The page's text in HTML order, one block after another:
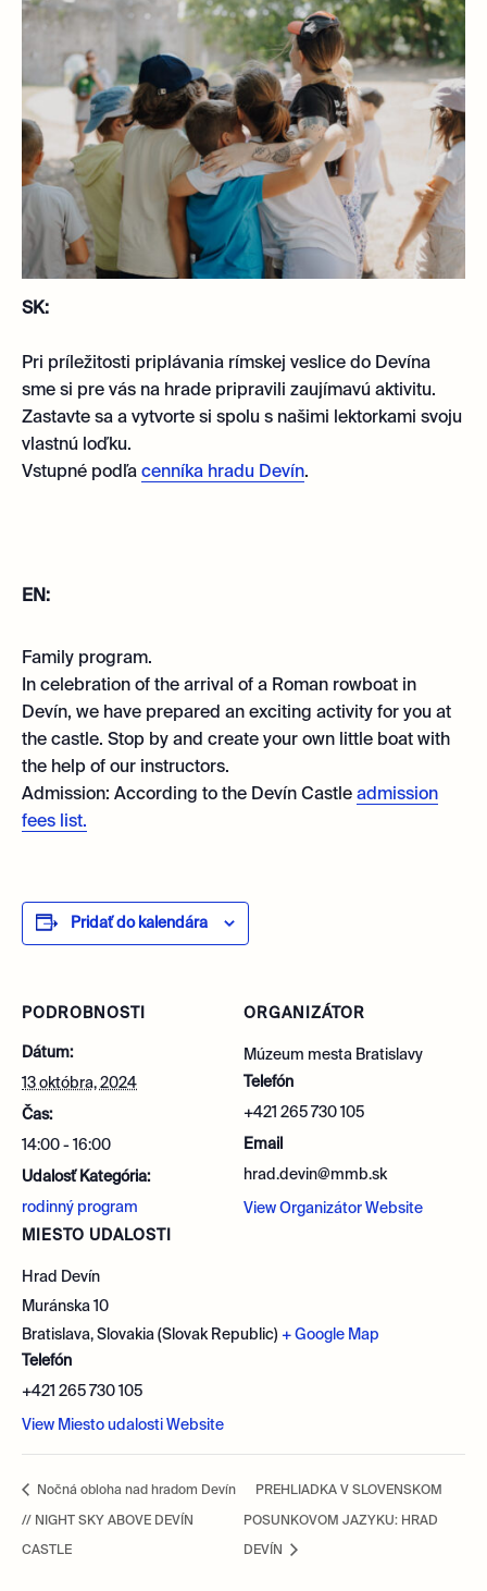
SK:
Pri príležitosti priplávania rímskej veslice do Devína
sme si pre vás na hrade pripravili zaujímavú aktivitu.
Zastavte sa a vytvorte si spolu s našimi lektorkami svoju
vlastnú loďku.
Vstupné podľa cenníka hradu Devín.
EN:
Family program.
In celebration of the arrival of a Roman rowboat in
Devín, we have prepared an exciting activity for you at
the castle. Stop by and create your own little boat with
the help of our instructors.
Admission: According to the Devín Castle admission
fees list.
Pridať do kalendára
PODROBNOSTI
Dátum:
13 októbra, 2024
Čas:
14:00 - 16:00
Udalosť Kategória:
rodinný program
MIESTO UDALOSTI
Hrad Devín
Muránska 10
Bratislava, Slovakia (Slovak Republic) + Google Map
Telefón
+421 265 730 105
View Miesto udalosti Website
ORGANIZÁTOR
Múzeum mesta Bratislavy
Telefón
+421 265 730 105
Email
hrad.devin@mmb.sk
View Organizátor Website
Nočná obloha nad hradom Devín
// NIGHT SKY ABOVE DEVÍN
CASTLE
PREHLIADKA V SLOVENSKOM
POSUNKOVOM JAZYKU: HRAD
DEVÍN